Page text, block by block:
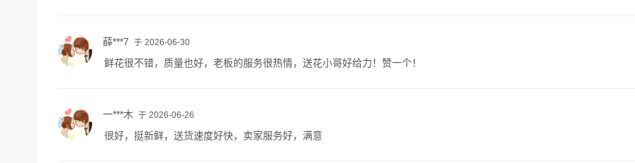
薛***7 于 2026-06-30
鲜花很不错，质量也好，老板的服务很热情，送花小哥好给力！赞一个！
一***木 于 2026-06-26
很好，挺新鲜，送货速度好快，卖家服务好，满意